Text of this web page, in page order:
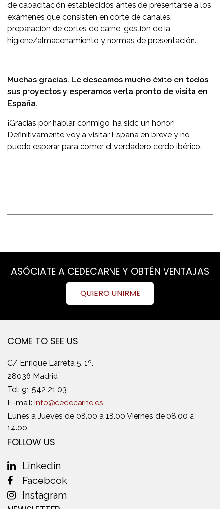
de capacitación establecidos antes de presentarse a los
exámenes que consisten en corte de canales,
preparación de cortes de carne, gestión de la
higiene/almacenamiento y normas de presentación.
Muchas gracias. Le deseamos mucho éxito en todos
sus proyectos y esperamos verla pronto de visita en
España.
¡Gracias por hablar conmigo, ha sido un honor!
Definitivamente voy a visitar España en breve y no
puedo esperar para comer el verdadero cerdo ibérico.
ASÓCIATE A CEDECARNE Y OBTÉN VENTAJAS
QUIERO UNIRME
COME TO SEE US
C/ Enrique Larreta 5, 1º.
28036 Madrid
Tel: 91 542 21 03
E-mail: info@cedecarne.es
Lunes a Jueves de 08.00 a 18.00 Viernes de 08.00 a
14.00
FOLLOW US
Linkedin
Facebook
Instagram